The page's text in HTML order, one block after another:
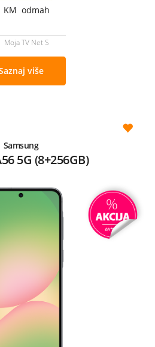
KM odmah
Moja TV Net S
više
Samsung
5G (8+256GB)